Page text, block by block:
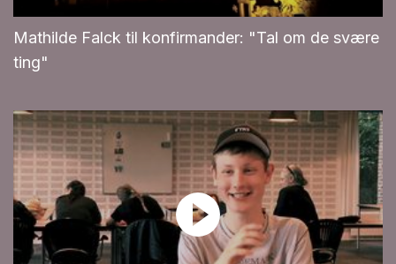
Mathilde Falck til konfirmander: "Tal om de svære
ting"